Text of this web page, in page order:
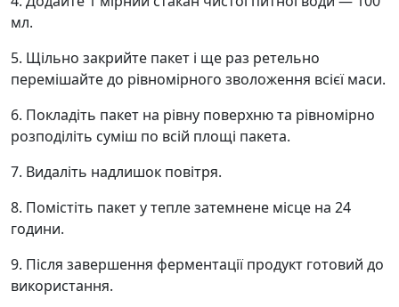
мл.
5. Щільно закрийте пакет і ще раз ретельно
перемішайте до рівномірного зволоження всієї маси.
6. Покладіть пакет на рівну поверхню та рівномірно
розподіліть суміш по всій площі пакета.
7. Видаліть надлишок повітря.
8. Помістіть пакет у тепле затемнене місце на 24
години.
9. Після завершення ферментації продукт готовий до
використання.